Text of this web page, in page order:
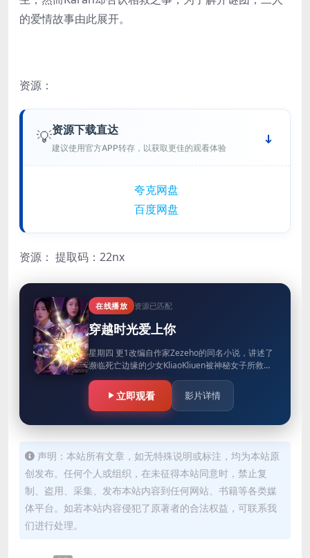
的爱情故事由此展开。
资源：
💡资源下载直达
建议使用官方APP转存，以获取更佳的观看体验
夸克网盘
百度网盘
资源： 提取码：22nx
在线播放 资源已匹配
穿越时光爱上你
星期四 更1改编自作家Zezeho的同名小说，讲述了
濒临死亡边缘的少女KliaoKliuen被神秘女子所救，
多年后再次与神秘女子相遇，才知她的名字叫
Karan，…立即观看 影片详情
声明：本站所有文章，如无特殊说明或标注，均为本站原
创发布。任何个人或组织，在未征得本站同意时，禁止复
制、盗用、采集、发布本站内容到任何网站、书籍等各类媒
体平台。如若本站内容侵犯了原著者的合法权益，可联系我
们进行处理。